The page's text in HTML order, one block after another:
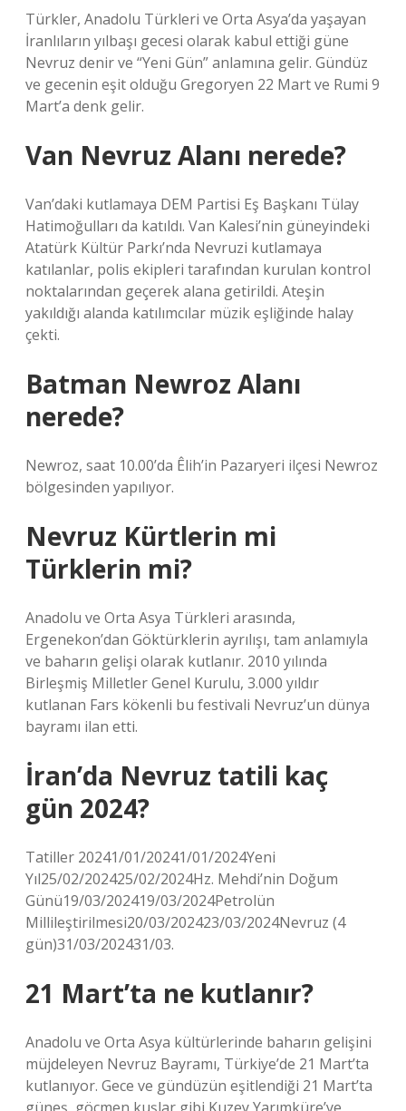
Türkler, Anadolu Türkleri ve Orta Asya’da yaşayan
İranlıların yılbaşı gecesi olarak kabul ettiği güne
Nevruz denir ve “Yeni Gün” anlamına gelir. Gündüz
ve gecenin eşit olduğu Gregoryen 22 Mart ve Rumi 9
Mart’a denk gelir.
Van Nevruz Alanı nerede?
Van’daki kutlamaya DEM Partisi Eş Başkanı Tülay
Hatimoğulları da katıldı. Van Kalesi’nin güneyindeki
Atatürk Kültür Parkı’nda Nevruzi kutlamaya
katılanlar, polis ekipleri tarafından kurulan kontrol
noktalarından geçerek alana getirildi. Ateşin
yakıldığı alanda katılımcılar müzik eşliğinde halay
çekti.
Batman Newroz Alanı
nerede?
Newroz, saat 10.00’da Êlih’in Pazaryeri ilçesi Newroz
bölgesinden yapılıyor.
Nevruz Kürtlerin mi
Türklerin mi?
Anadolu ve Orta Asya Türkleri arasında,
Ergenekon’dan Göktürklerin ayrılışı, tam anlamıyla
ve baharın gelişi olarak kutlanır. 2010 yılında
Birleşmiş Milletler Genel Kurulu, 3.000 yıldır
kutlanan Fars kökenli bu festivali Nevruz’un dünya
bayramı ilan etti.
İran’da Nevruz tatili kaç
gün 2024?
Tatiller 20241/01/20241/01/2024Yeni
Yıl25/02/202425/02/2024Hz. Mehdi’nin Doğum
Günü19/03/202419/03/2024Petrolün
Millileştirilmesi20/03/202423/03/2024Nevruz (4
gün)31/03/202431/03.
21 Mart’ta ne kutlanır?
Anadolu ve Orta Asya kültürlerinde baharın gelişini
müjdeleyen Nevruz Bayramı, Türkiye’de 21 Mart’ta
kutlanıyor. Gece ve gündüzün eşitlendiği 21 Mart’ta